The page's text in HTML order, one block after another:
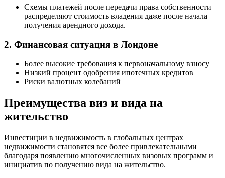
Схемы платежей после передачи права собственности
распределяют стоимость владения даже после начала
получения арендного дохода.
2. Финансовая ситуация в Лондоне
Более высокие требования к первоначальному взносу
Низкий процент одобрения ипотечных кредитов
Риски валютных колебаний
Преимущества виз и вида на
жительство
Инвестиции в недвижимость в глобальных центрах
недвижимости становятся все более привлекательными
благодаря появлению многочисленных визовых программ и
инициатив по получению вида на жительство.